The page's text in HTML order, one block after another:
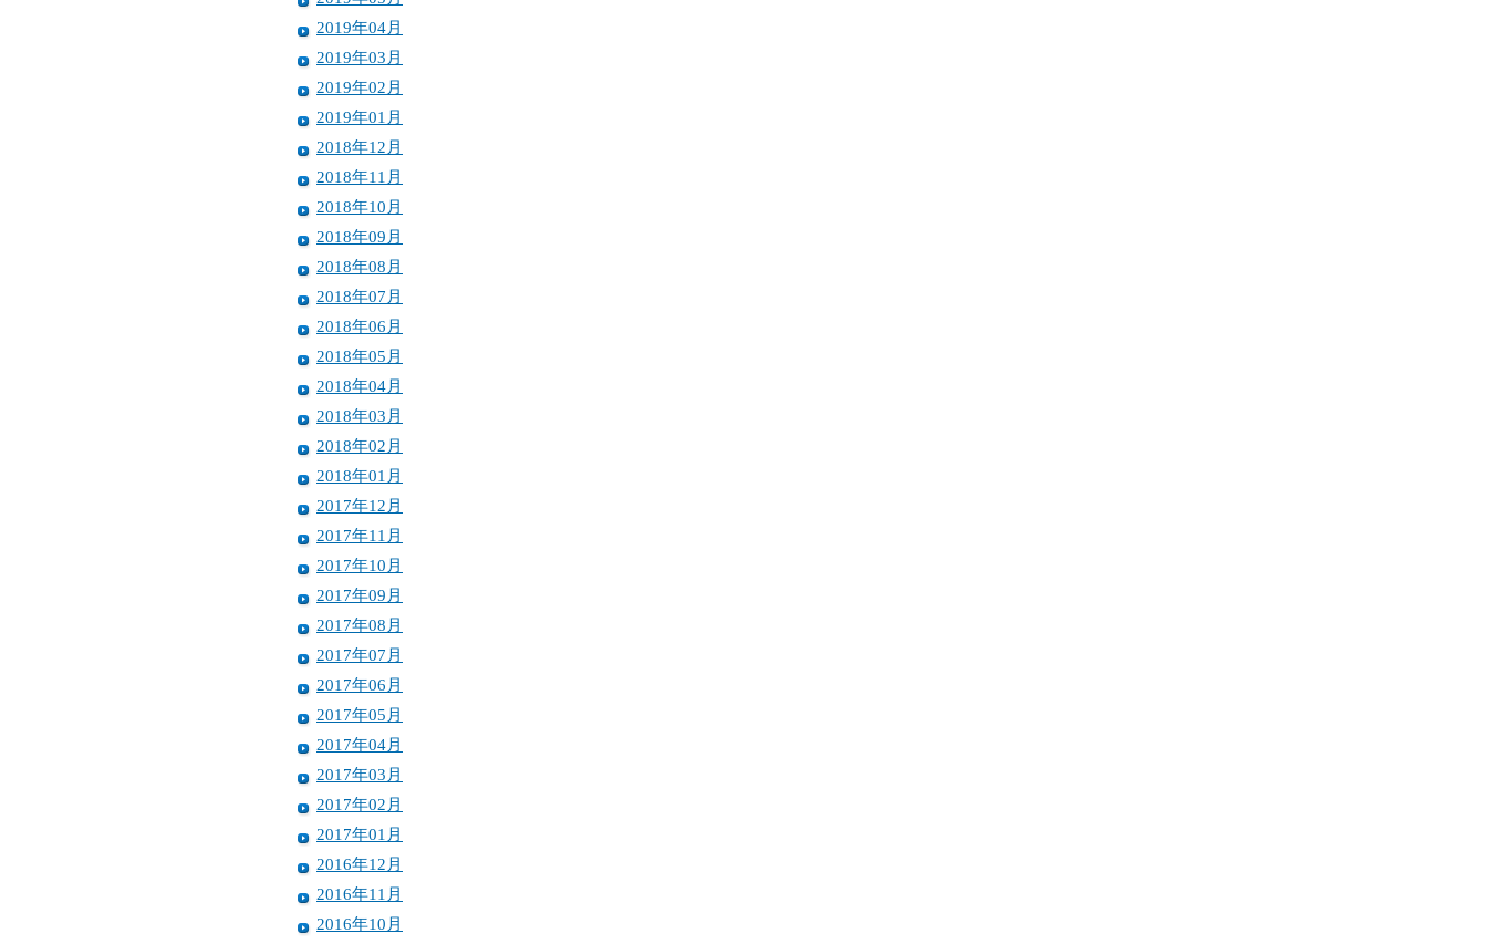
2019年04月
2019年03月
2019年02月
2019年01月
2018年12月
2018年11月
2018年10月
2018年09月
2018年08月
2018年07月
2018年06月
2018年05月
2018年04月
2018年03月
2018年02月
2018年01月
2017年12月
2017年11月
2017年10月
2017年09月
2017年08月
2017年07月
2017年06月
2017年05月
2017年04月
2017年03月
2017年02月
2017年01月
2016年12月
2016年11月
2016年10月